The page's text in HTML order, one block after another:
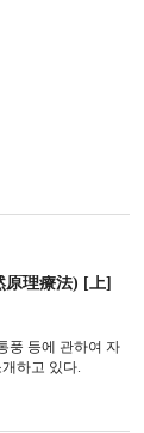
原理療法) [上]
풍 등에 관하여 자
하고 있다.